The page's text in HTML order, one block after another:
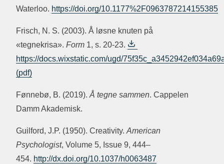
Waterloo. https://doi.org/10.1177%2F0963787214155385
Frisch, N. S. (2003). Å løsne knuten på
«tegnekrisa». Form 1, s. 20-23.
https://docs.wixstatic.com/ugd/
Fønnebø, B. (2019). Å tegne sammen. Cappelen
Damm Akademisk.
Guilford, J.P. (1950). Creativity. American
Psychologist, Volume 5, Issue 9, 444–
454. http://dx.doi.org/10.1037/h0063487